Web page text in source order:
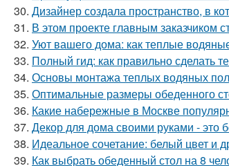
30. Дизайнер создала пространство, в
31. В этом проекте главным заказчиком
32. Уют вашего дома: как теплые
33. Полный гид: как правильно сделать
34. Основы монтажа теплых водяных
35. Оптимальные размеры обеденного
36. Какие набережные в Москве
37. Декор для дома своими руками - это
38. Идеальное сочетание: белый цвет и
39. Как выбрать обеденный стол на 8